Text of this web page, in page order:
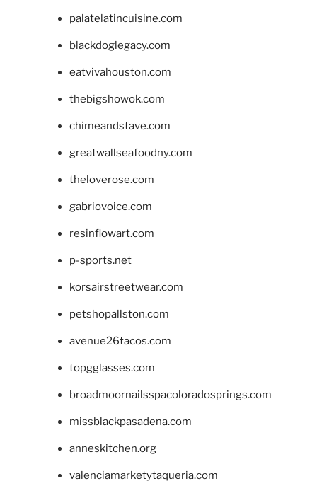
palatelatincuisine.com
blackdoglegacy.com
eatvivahouston.com
thebigshowok.com
chimeandstave.com
greatwallseafoodny.com
theloverose.com
gabriovoice.com
resinflowart.com
p-sports.net
korsairstreetwear.com
petshopallston.com
avenue26tacos.com
topgglasses.com
broadmoornailsspacoloradosprings.com
missblackpasadena.com
anneskitchen.org
valenciamarketytaqueria.com